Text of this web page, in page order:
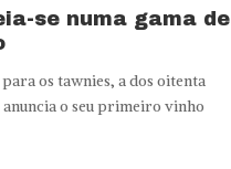
se numa gama de
os tawnies, a dos oitenta
anuncia o seu primeiro vinho